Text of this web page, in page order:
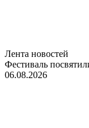
Лента новостей
Фестиваль
06.08.2026